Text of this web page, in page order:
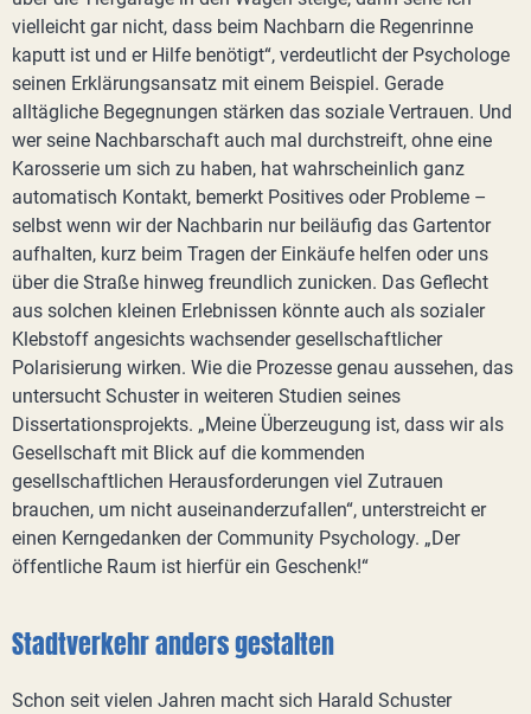
vielleicht gar nicht, dass beim Nachbarn die Regenrinne
kaputt ist und er Hilfe benötigt“, verdeutlicht der Psychologe
seinen Erklärungsansatz mit einem Beispiel. Gerade
alltägliche Begegnungen stärken das soziale Vertrauen. Und
wer seine Nachbarschaft auch mal durchstreift, ohne eine
Karosserie um sich zu haben, hat wahrscheinlich ganz
automatisch Kontakt, bemerkt Positives oder Probleme –
selbst wenn wir der Nachbarin nur beiläufig das Gartentor
aufhalten, kurz beim Tragen der Einkäufe helfen oder uns
über die Straße hinweg freundlich zunicken. Das Geflecht
aus solchen kleinen Erlebnissen könnte auch als sozialer
Klebstoff angesichts wachsender gesellschaftlicher
Polarisierung wirken. Wie die Prozesse genau aussehen, das
untersucht Schuster in weiteren Studien seines
Dissertationsprojekts. „Meine Überzeugung ist, dass wir als
Gesellschaft mit Blick auf die kommenden
gesellschaftlichen Herausforderungen viel Zutrauen
brauchen, um nicht auseinanderzufallen“, unterstreicht er
einen Kerngedanken der Community Psychology. „Der
öffentliche Raum ist hierfür ein Geschenk!“
Stadtverkehr anders gestalten
Schon seit vielen Jahren macht sich Harald Schuster